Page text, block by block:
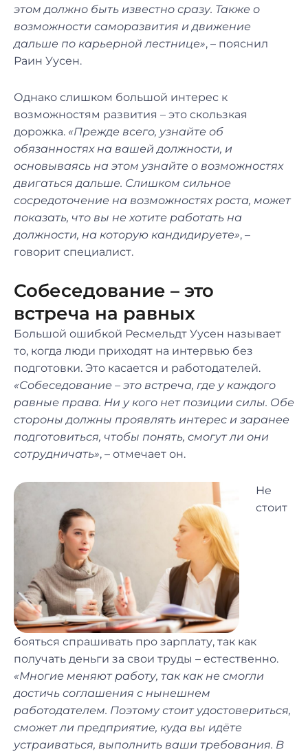
этом должно быть известно сразу. Также о
возможности саморазвития и движение
дальше по карьерной лестнице», – пояснил
Раин Уусен.
Однако слишком большой интерес к
возможностям развития – это скользкая
дорожка. «Прежде всего, узнайте об
обязанностях на вашей должности, и
основываясь на этом узнайте о возможностях
двигаться дальше. Слишком сильное
сосредоточение на возможностях роста, может
показать, что вы не хотите работать на
должности, на которую кандидируете», –
говорит специалист.
Собеседование – это
встреча на равных
Большой ошибкой Ресмельдт Уусен называет
то, когда люди приходят на интервью без
подготовки. Это касается и работодателей.
«Собеседование – это встреча, где у каждого
равные права. Ни у кого нет позиции силы. Обе
стороны должны проявлять интерес и заранее
подготовиться, чтобы понять, смогут ли они
сотрудничать», – отмечает он.
Не
стоит
бояться спрашивать про зарплату, так как
получать деньги за свои труды – естественно.
«Многие меняют работу, так как не смогли
достичь соглашения с нынешнем
работодателем. Поэтому стоит удостовериться,
сможет ли предприятие, куда вы идёте
устраиваться, выполнить ваши требования. В